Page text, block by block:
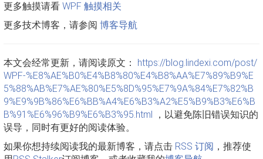
更多触摸请看 WPF 触摸相关
更多技术博客，请参阅 博客导航
本文会经常更新，请阅读原文： https://blog.lindexi.com/post/
WPF-%E8%AE%B0%E4%B8%80%E4%B8%AA%E7%89%B9%E
5%88%AB%E7%AE%80%E5%8D%95%E7%9A%84%E7%82%B
9%E9%9B%86%E6%BB%A4%E6%B3%A2%E5%B9%B3%E6%B
B%91%E6%96%B9%E6%B3%95.html ，以避免陈旧错误知识的
误导，同时有更好的阅读体验。
如果你想持续阅读我的最新博客，请点击 RSS 订阅 ，推荐使